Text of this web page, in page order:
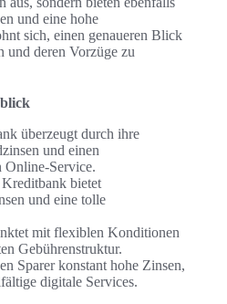
und eine hohe
sich, einen genaueren Blick
und deren Vorzüge zu
überzeugt durch ihre
und einen
Online-Service.
bietet
und eine tolle
mit flexiblen Konditionen
Gebührenstruktur.
Sparer konstant hohe Zinsen,
digitale Services.